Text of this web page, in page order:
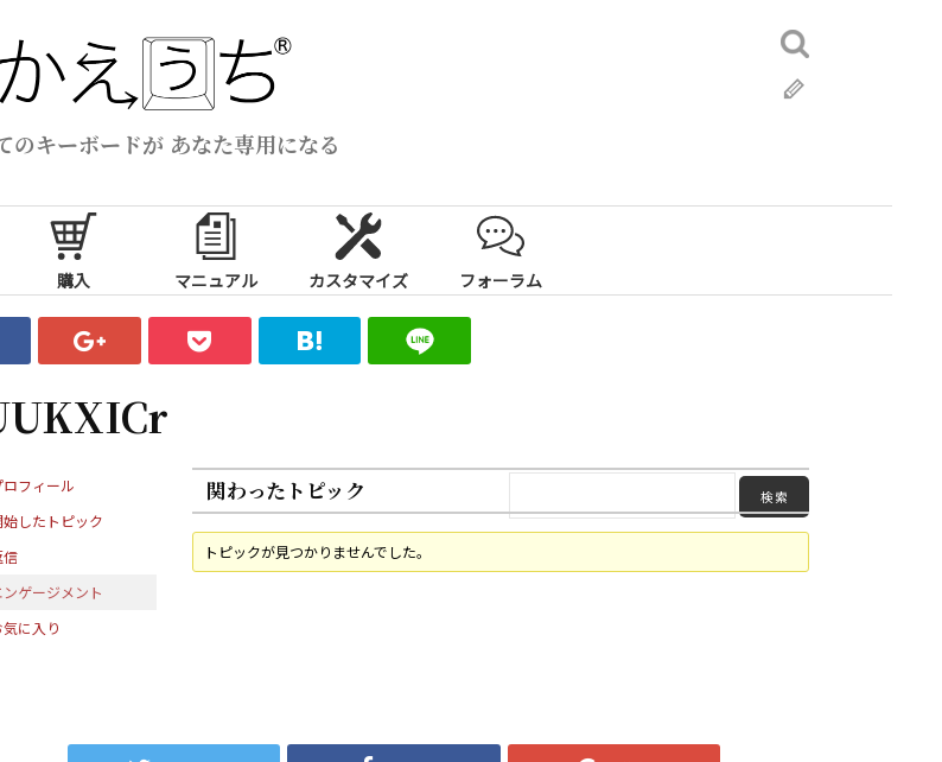
のキーボードが あなた専用になる
検
索:
購入 マニュアル カスタマイズ フォーラム
ロフィール
始したトピック
信
ンゲージメント
気に入り
関わったトピック
トピックが見つかりませんでした。